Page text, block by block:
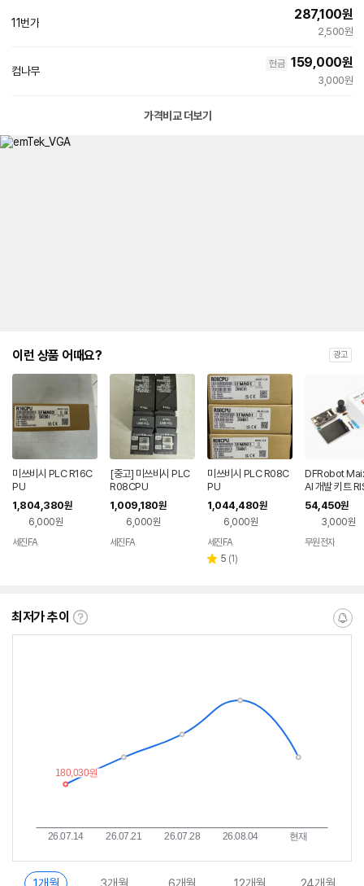
11번가
287,100원
2,500원
컴나무
현금 159,000원
3,000원
가격비교 더보기
이런 상품 어때요? 광고
미쓰비시 PLC R16C
PU
1,804,380원
6,000원
세진FA
[중고] 미쓰비시 PLC
R08CPU
1,009,180원
6,000원
세진FA
미쓰비시 PLC R08C
PU
1,044,480원
6,000원
세진FA
별 5 리
(1)
DFRobot
AI 개발 키트
K210 IoT
54,450원
3,000원
무원전자
최저가 추이
최
알